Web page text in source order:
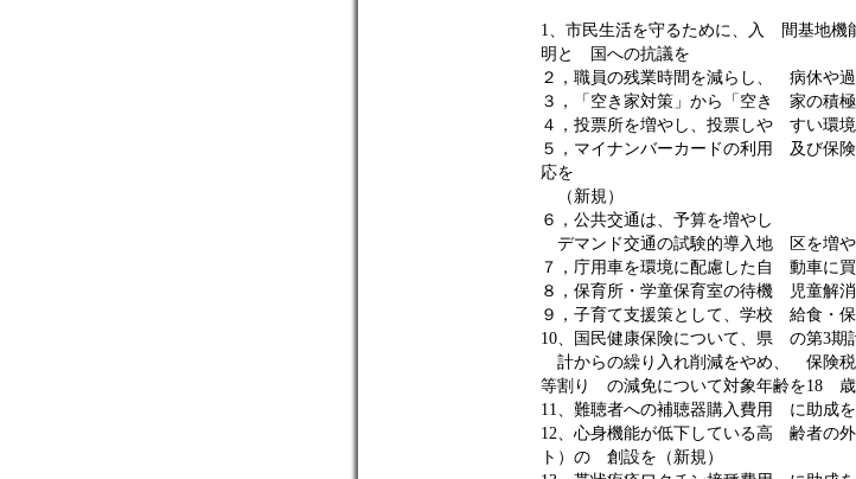
1、市民生活を守るために、入 間基地
明と 国への抗議を
２，職員の残業時間を減らし、 病休や
３，「空き家対策」から「空き 家の積
４，投票所を増やし、投票しや すい環境
５，マイナンバーカードの利用 及び保
応を
（新規）
６，公共交通は、予算を増やし
デマンド交通の試験的導入地 区を増
７，庁用車を環境に配慮した自 動車に買
８，保育所・学童保育室の待機 児童解
９，子育て支援策として、学校 給食・
10、国民健康保険について、県 の第3期
計からの繰り入れ削減をやめ、 保険
等割り の減免について対象年齢を18
11、難聴者への補聴器購入費用 に助成
12、心身機能が低下している高 齢者の
ト）の 創設を（新規）